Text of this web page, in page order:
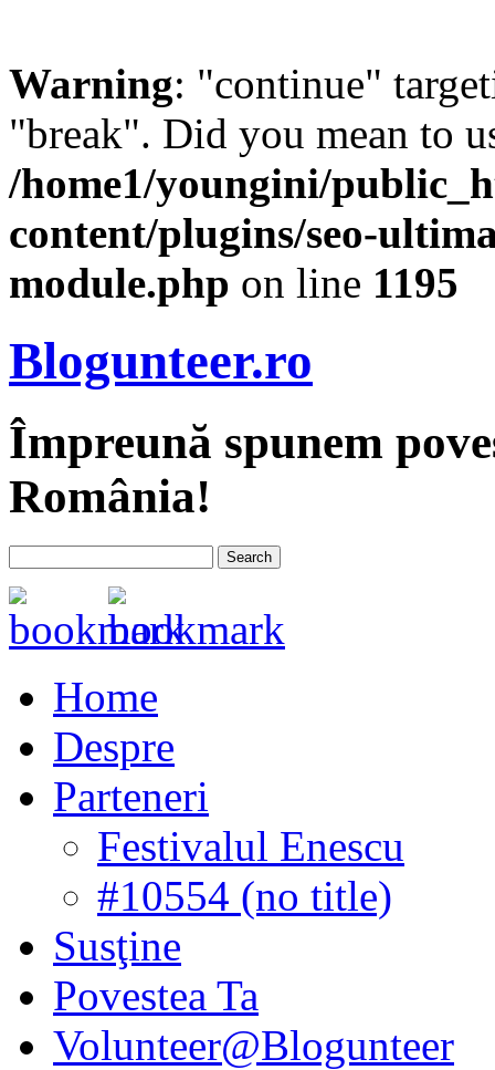
Warning: "continue"
"break". Did you mean to
/home1/youngini/
content/plugins/seo-
module.php on line 1195
Blogunteer.ro
Împreună spunem
România!
Home
Despre
Parteneri
Festivalul Enescu
#10554 (no title)
Susţine
Povestea Ta
Volunteer@Blogunteer